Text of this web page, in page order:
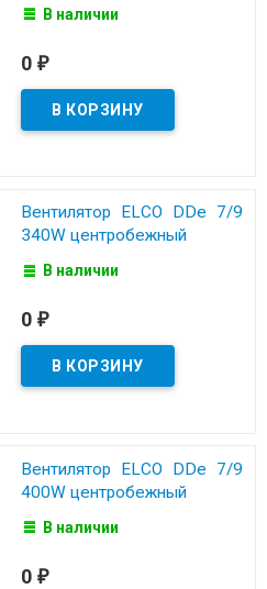
В наличии
0 ₽
Вентилятор ELCO DDe 7/9
340W центробежный
В наличии
0 ₽
Вентилятор ELCO DDe 7/9
400W центробежный
В наличии
0 ₽